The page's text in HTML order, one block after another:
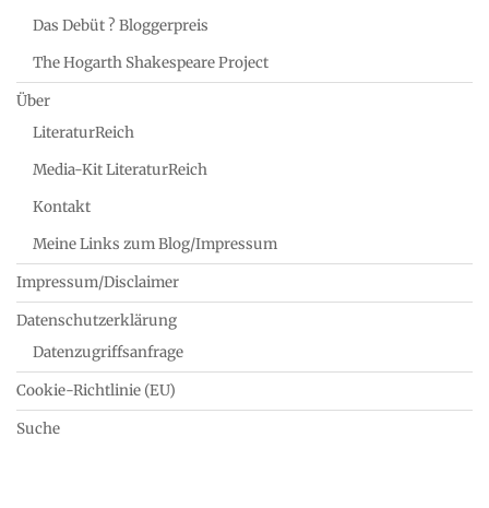
Das Debüt ? Bloggerpreis
The Hogarth Shakespeare Project
Über
LiteraturReich
Media-Kit LiteraturReich
Kontakt
Meine Links zum Blog/Impressum
Impressum/Disclaimer
Datenschutzerklärung
Datenzugriffsanfrage
Cookie-Richtlinie (EU)
Suche